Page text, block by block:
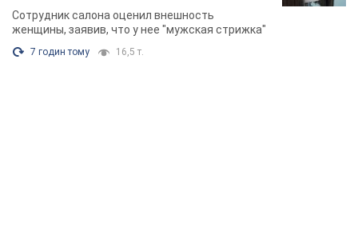
химиотерапии, разгорелся скандал.
Фото
Сотрудник салона оценил внешность
женщины, заявив, что у нее "мужская стрижка"
7 годин тому 16,5 т.